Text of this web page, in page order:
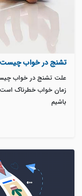
تشنج در خواب
علت تشنج در خواب
زمان خواب خطرناک
باشیم